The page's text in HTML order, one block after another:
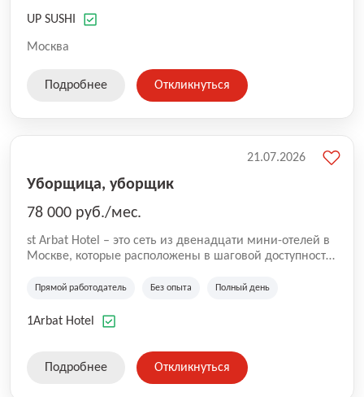
UP SUSHI
Москва
Подробнее Откликнуться
Уборщица, уборщик
78 000 руб./мес.
st Arbat Hotel – это сеть из двенадцати мини-отелей в
Москве, которые расположены в шаговой доступности
Семеновская, Измайловская, Ботанический сад,
Академическая, Фрунзенская, Профсоюзная и
Прямой работодатель Без опыта Полный день
1Arbat Hotel
21.07.2026
Подробнее Откликнуться